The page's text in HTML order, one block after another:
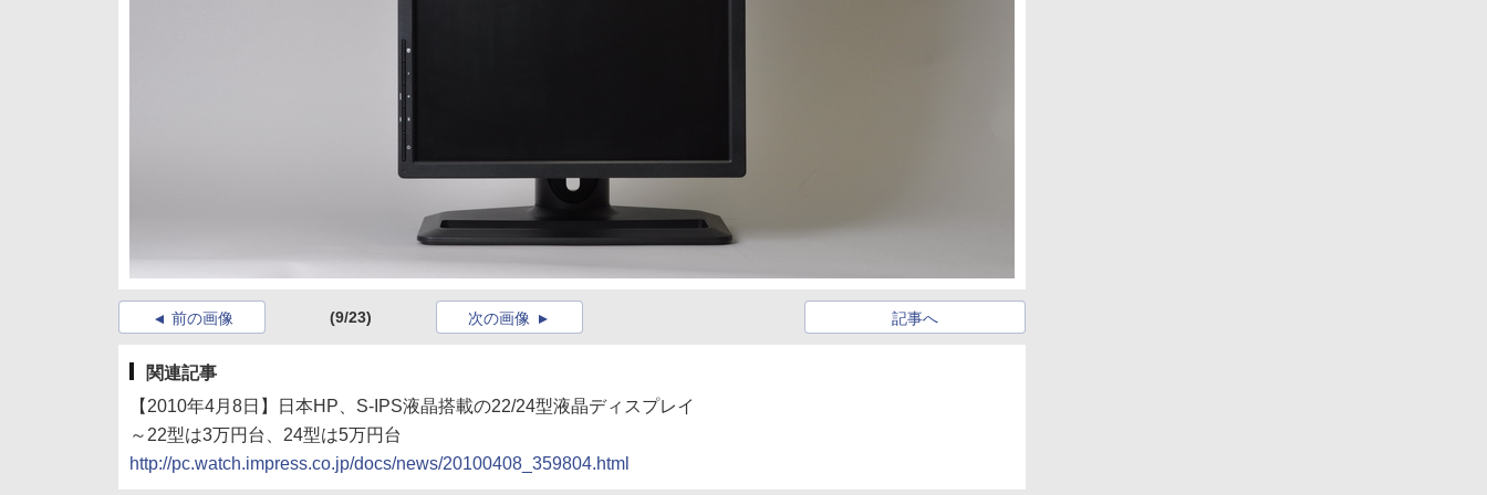
前の画像 (9/23) 記事へ
次の画像
関連記事
【2010年4月8日】日本HP、S-IPS液晶搭載の22/24型液晶ディスプレイ
～22型は3万円台、24型は5万円台
http://pc.watch.impress.co.jp/docs/news/20100408_359804.html